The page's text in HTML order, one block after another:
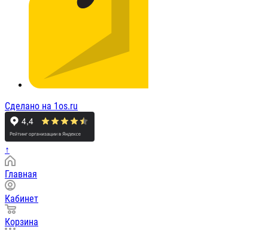
Сделано на 1os.ru
↑
Главная
Кабинет
Корзина